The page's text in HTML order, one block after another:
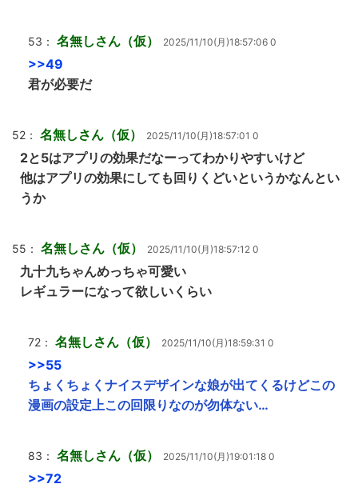
53： 名無しさん（仮） 2025/11/10(月)18:57:06 0
>>49
君が必要だ
52： 名無しさん（仮） 2025/11/10(月)18:57:01 0
2と5はアプリの効果だなーってわかりやすいけど
他はアプリの効果にしても回りくどいというかなんとい
うか
55： 名無しさん（仮） 2025/11/10(月)18:57:12 0
九十九ちゃんめっちゃ可愛い
レギュラーになって欲しいくらい
72： 名無しさん（仮） 2025/11/10(月)18:59:31 0
>>55
ちょくちょくナイスデザインな娘が出てくるけどこの
漫画の設定上この回限りなのが勿体ない…
83： 名無しさん（仮） 2025/11/10(月)19:01:18 0
>>72